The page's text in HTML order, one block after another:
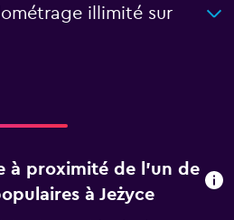
illimité sur
à proximité de l’un de
à Jeżyce